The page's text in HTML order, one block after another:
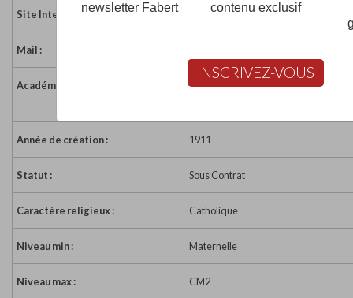
Site Internet : http://sjosephyvre.pagesperso-
Mail :
Académie :
Académie de Nantes
Année de création : 1911
Statut : Sous Contrat
Caractère religieux : Catholique
Niveau min : Maternelle
Niveau max : CM2
newsletter Fabert
contenu exclusif
INSCRIVEZ-VOUS